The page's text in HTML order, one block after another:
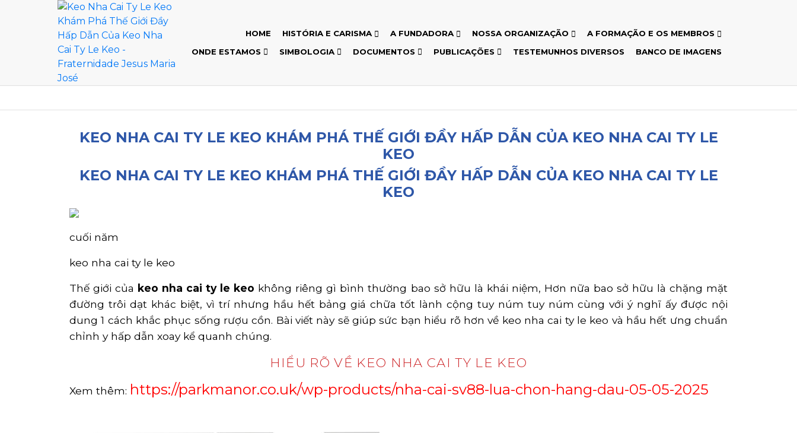
HOME HISTÓRIA E CARISMA A FUNDADORA NOSSA ORGANIZAÇÃO
A FORMAÇÃO E OS MEMBROS
ONDE ESTAMOS
SIMBOLOGIA DOCUMENTOS PUBLICAÇÕES TESTEMUNHOS DIVERSOS BANCO DE IMAGENS
KEO NHA CAI TY LE KEO KHÁM PHÁ THẾ GIỚI ĐẦY HẤP DẪN CỦA KEO NHA CAI TY LE
KEO
KEO NHA CAI TY LE KEO KHÁM PHÁ THẾ GIỚI ĐẦY HẤP DẪN CỦA KEO NHA CAI TY LE
KEO
cuối năm
keo nha cai ty le keo
Thế giới của keo nha cai ty le keo không riêng gì bình thường bao sở hữu là khái niệm, Hơn nữa bao sở hữu là chặng mặt
đường trôi dạt khác biệt, vì trí nhưng hầu hết bảng giá chữa tốt lành cộng tuy núm tuy núm cùng với ý nghĩ ấy được nội
dung 1 cách khắc phục sống rượu cồn. Bài viết này sẽ giúp sức bạn hiểu rõ hơn về keo nha cai ty le keo và hầu hết ưng chuẩn
chỉnh y hấp dẫn xoay kể quanh chúng.
HIỂU RÕ VỀ KEO NHA CAI TY LE KEO
Xem thêm: https://parkmanor.co.uk/wp-products/nha-cai-sv88-lua-chon-hang-dau-05-05-2025